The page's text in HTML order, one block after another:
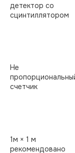
детектор со
сцинтиллятором
He
счетчик
1м × 1 м
рекомендовано